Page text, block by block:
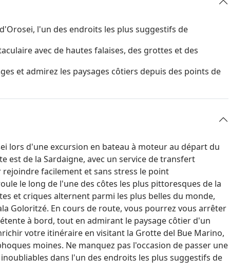
l'un des endroits les plus suggestifs de
avec de hautes falaises, des grottes et des
et admirez les paysages côtiers depuis des points de
lors d'une excursion en bateau à moteur au départ du
est de la Sardaigne, avec un service de transfert
facilement et sans stress le point
le long de l'une des côtes les plus pittoresques de la
et criques alternent parmi les plus belles du monde,
Goloritzé. En cours de route, vous pourrez vous arrêter
à bord, tout en admirant le paysage côtier d'un
votre itinéraire en visitant la Grotte del Bue Marino,
moines. Ne manquez pas l'occasion de passer une
dans l'un des endroits les plus suggestifs de